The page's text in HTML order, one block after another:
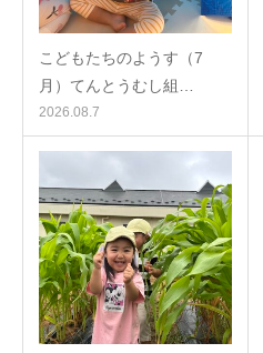
こどもたちのようす（7
月）てんとうむし組…
2026.08.7